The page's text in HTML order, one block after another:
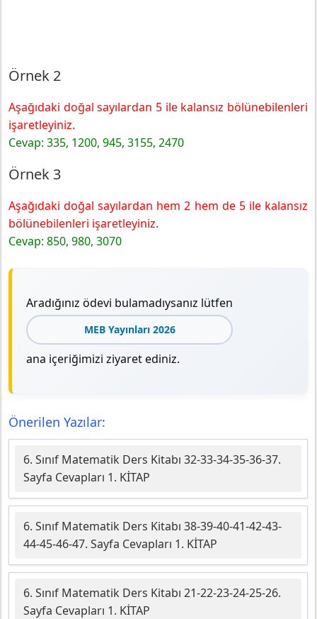
Örnek 2
Aşağıdaki doğal sayılardan 5 ile kalansız bölünebilenleri
işaretleyiniz.
Cevap: 335, 1200, 945, 3155, 2470
Örnek 3
Aşağıdaki doğal sayılardan hem 2 hem de 5 ile kalansız
bölünebilenleri işaretleyiniz.
Cevap: 850, 980, 3070
Aradığınız ödevi bulamadıysanız lütfen
MEB Yayınları 2026
ana içeriğimizi ziyaret ediniz.
Önerilen Yazılar:
6. Sınıf Matematik Ders Kitabı 32-33-34-35-36-37.
Sayfa Cevapları 1. KİTAP
6. Sınıf Matematik Ders Kitabı 38-39-40-41-42-43-
44-45-46-47. Sayfa Cevapları 1. KİTAP
6. Sınıf Matematik Ders Kitabı 21-22-23-24-25-26.
Sayfa Cevapları 1. KİTAP